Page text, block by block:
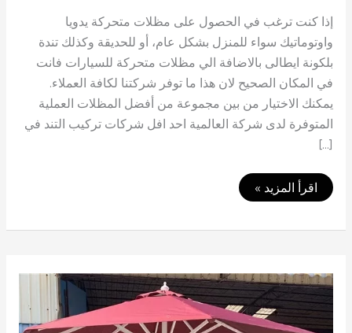
إذا كنت ترغب في الحصول على مظلات متحركة يدويا
واوتوماتيك سواء للمنزل بشكل عام، أو للحديقة وكذلك تندة
بلكونة ايطالى بالاضافة الي مظلات متحركة للسيارات فانت
في المكان الصحيح لان هذا ما توفر شركتنا لكافة العملاء.
يمكنك الاختيار من بين مجموعة من أفضل المظلات العملية
المتوفرة لدى شركة العالمية احد افل شركات تركيب التند في
[…]
مظلات
متحركة
صيانه
تند
قرطبة
للتند
اقرأ المزيد »